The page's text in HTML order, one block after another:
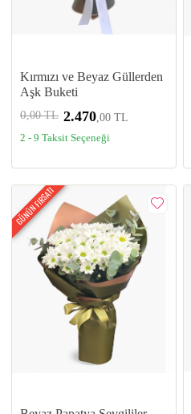
Kırmızı ve Beyaz Güllerden
Aşk Buketi
0,00 TL 2.470 ,00 TL
2 - 9 Taksit Seçeneği
GÜNÜN FIRSATI